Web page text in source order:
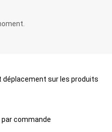
déplacement sur les produits
commande